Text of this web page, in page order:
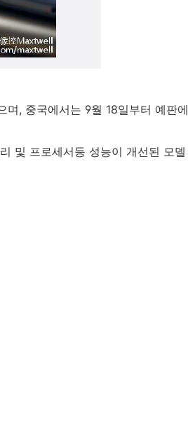
, 중국에서는 9월 18일부터 예판에
및 프로세서등 성능이 개선된 모델